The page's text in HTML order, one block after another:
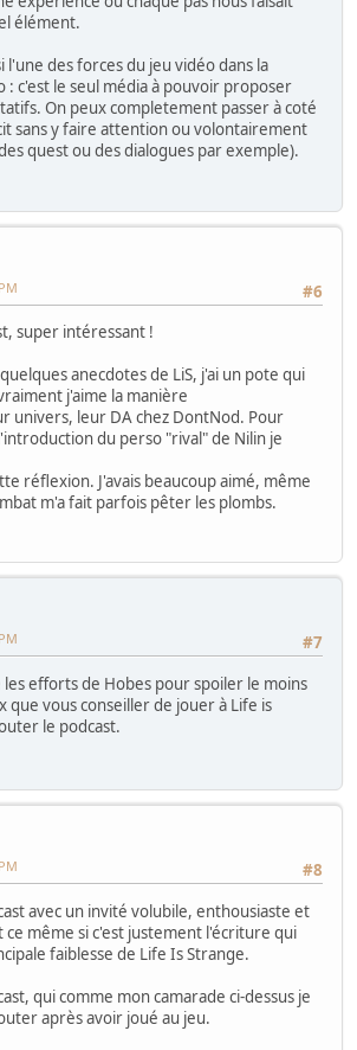
élément.
l'une des forces du jeu vidéo dans la
: c'est le seul média à pouvoir proposer
On peux completement passer à coté
sans y faire attention ou volontairement
quest ou des dialogues par exemple).
#6
super intéressant !
anecdotes de LiS, j'ai un pote qui
j'aime la manière
univers, leur DA chez DontNod. Pour
du perso "rival" de Nilin je
réflexion. J'avais beaucoup aimé, même
m'a fait parfois pêter les plombs.
#7
efforts de Hobes pour spoiler le moins
que vous conseiller de jouer à Life is
le podcast.
#8
avec un invité volubile, enthousiaste et
même si c'est justement l'écriture qui
faiblesse de Life Is Strange.
qui comme mon camarade ci-dessus je
après avoir joué au jeu.